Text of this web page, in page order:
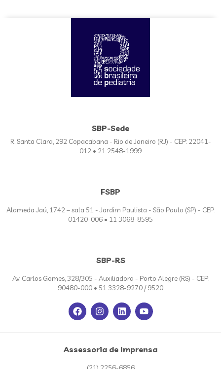
SBP-Sede
R. Santa Clara, 292 Copacabana - Rio de Janeiro (RJ) - CEP: 22041-
012 • 21 2548-1999
FSBP
Alameda Jaú, 1742 – sala 51 - Jardim Paulista - São Paulo (SP) - CEP:
01420-006 • 11 3068-8595
SBP-RS
Av. Carlos Gomes, 328/305 - Auxiliadora - Porto Alegre (RS) - CEP:
90480-000 • 51 3328-9270 / 9520
Assessoria de Imprensa